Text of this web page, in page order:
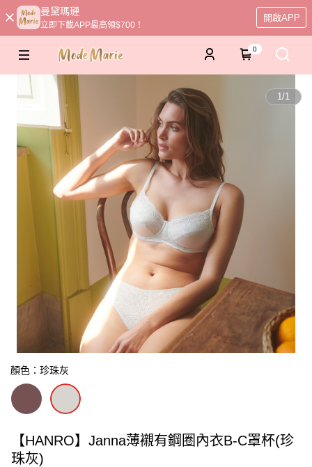
曼黛瑪璉
立即下載APP最高領$700！
開啟APP
0
1/1
顏色：珍珠灰
【HANRO】Janna薄襯有鋼圈內衣B-C罩杯(珍
珠灰)